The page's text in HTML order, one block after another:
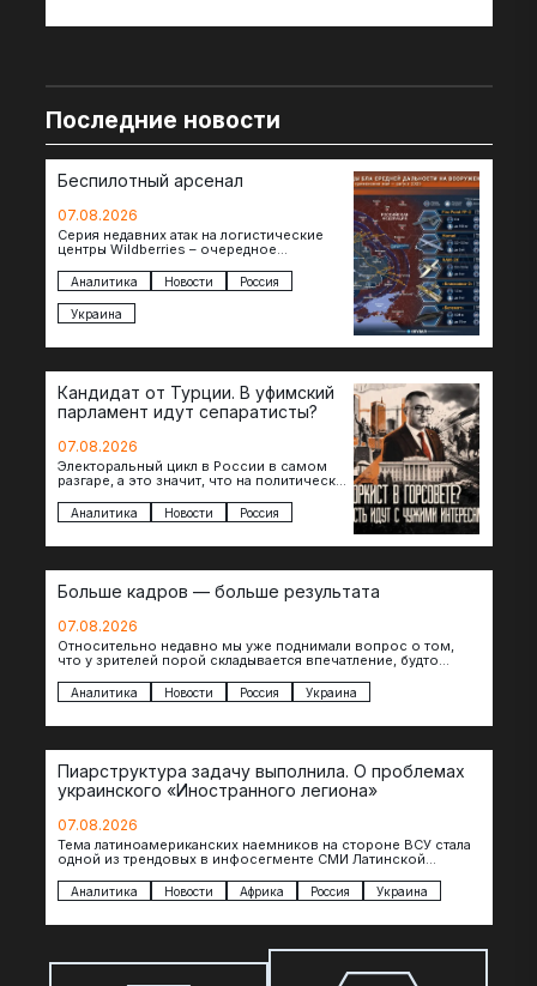
Последние новости
Беспилотный арсенал
07.08.2026
Серия недавних атак на логистические
центры Wildberries – очередное
российского тыла. И суть здесь даже не…
Аналитика Новости Россия
Украина
Кандидат от Турции. В уфимский
парламент идут сепаратисты?
07.08.2026
Электоральный цикл в России в самом
разгаре, а это значит, что на политическое
сомнительной репутацией….
Аналитика Новости Россия
Больше кадров — больше результата
07.08.2026
Относительно недавно мы уже поднимали вопрос о том,
что у зрителей порой складывается впечатление, будто
Аналитика Новости Россия Украина
Пиарструктура задачу выполнила. О проблемах
украинского «Иностранного легиона»
07.08.2026
Тема латиноамериканских наемников на стороне ВСУ стала
одной из трендовых в инфосегменте СМИ Латинской
Аналитика Новости Африка Россия Украина